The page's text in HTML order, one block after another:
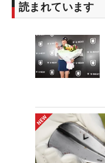
読まれています